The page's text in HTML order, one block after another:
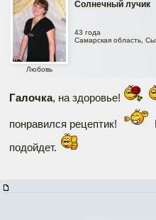
Солнечный лучик
Любовь
43 года
Самарская область,
Галочка, на здоровье!
понравился рецептик!
подойдет.